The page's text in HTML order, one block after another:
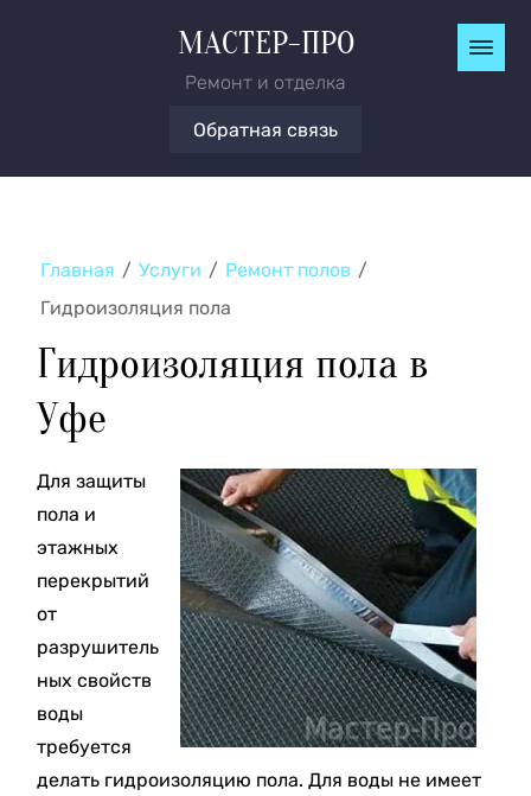
МАСТЕР-ПРО
Ремонт и отделка
Обратная связь
Главная / Услуги / Ремонт полов /
Гидроизоляция пола
Гидроизоляция пола в
Уфе
Для защиты
пола и
этажных
перекрытий
от
разрушитель
ных свойств
воды
требуется
делать гидроизоляцию пола. Для воды не имеет